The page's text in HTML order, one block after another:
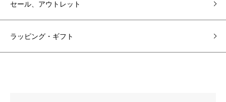
セール、アウトレット
ラッピング・ギフト